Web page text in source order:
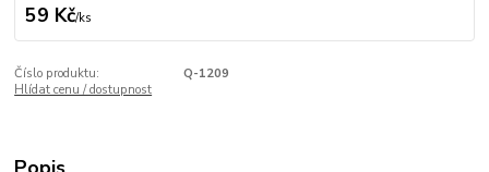
59 Kč/ks
Číslo produktu:
Q-1209
Hlídat cenu / dostupnost